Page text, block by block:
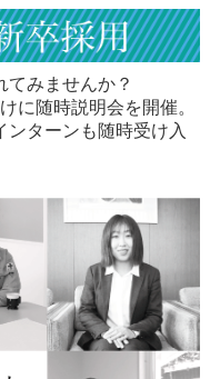
てみませんか？
に随時説明会を開催。
ンターンも随時受け入